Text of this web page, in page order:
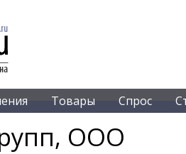
Товары Спрос
ООО